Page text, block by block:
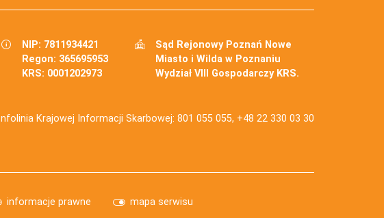
NIP: 7811934421
Regon: 365695953
KRS: 0001202973
Sąd Rejonowy Poznań Nowe
Miasto i Wilda w Poznaniu
Wydział VIII Gospodarczy KRS.
Infolinia Krajowej Informacji Skarbowej: 801 055 055, +48 22 330 03 30
informacje prawne mapa serwisu